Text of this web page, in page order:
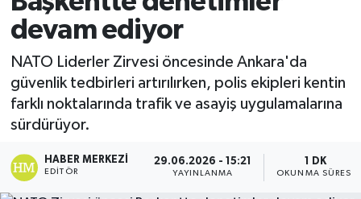
devam ediyor
NATO Liderler Zirvesi öncesinde Ankara'da
güvenlik tedbirleri artırılırken, polis ekipleri kentin
farklı noktalarında trafik ve asayiş uygulamalarına
sürdürüyor.
HABER MERKEZI
EDITÖR
29.06.2026 - 15:21
YAYINLANMA
1 DK
OKUNMA SÜRESI
Ekonomi
Sağlık
Tokat Haber